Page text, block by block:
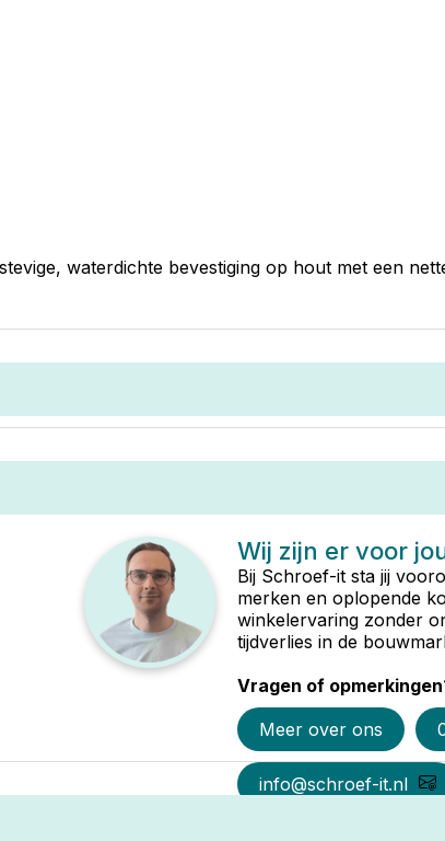
waterdichte bevestiging op hout met een
Wij zijn er voor
Bij Schroef-it sta jij
merken en oplopende
winkelervaring zonder
tijdverlies in de
Vragen of
Meer over ons
info@schroef-it.nl